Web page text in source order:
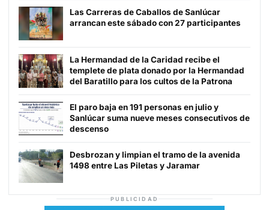
Las Carreras de Caballos de Sanlúcar
arrancan este sábado con 27 participantes
La Hermandad de la Caridad recibe el
templete de plata donado por la Hermandad
del Baratillo para los cultos de la Patrona
El paro baja en 191 personas en julio y
Sanlúcar suma nueve meses consecutivos de
descenso
Desbrozan y limpian el tramo de la avenida
1498 entre Las Piletas y Jaramar
PUBLICIDAD